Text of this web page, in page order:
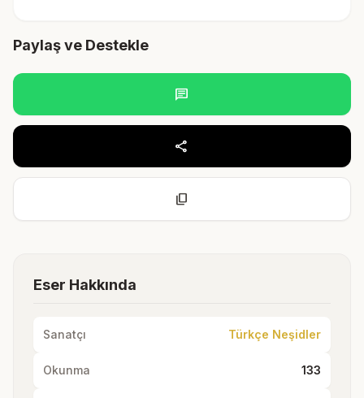
Paylaş ve Destekle
chat
share
content_copy
Eser Hakkında
Sanatçı Türkçe Neşidler
Okunma 133